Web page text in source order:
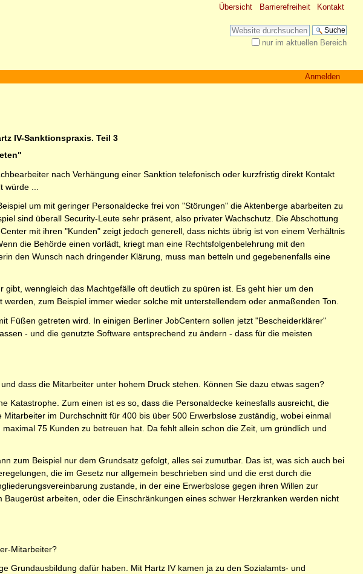
Übersicht Barrierefreiheit Kontakt
Website durchsuchen
nur im aktuellen Bereich
Anmelden
IV-Sanktionspraxis. Teil 3
nach Verhängung einer Sanktion telefonisch oder kurzfristig direkt Kontakt
...
um mit geringer Personaldecke frei von "Störungen" die Aktenberge abarbeiten zu
sind überall Security-Leute sehr präsent, also privater Wachschutz. Die Abschottung
mit ihren "Kunden" zeigt jedoch generell, dass nichts übrig ist von einem Verhältnis
die Behörde einen vorlädt, kriegt man eine Rechtsfolgenbelehrung mit den
den Wunsch nach dringender Klärung, muss man betteln und gegebenenfalls eine
wenngleich das Machtgefälle oft deutlich zu spüren ist. Es geht hier um den
zum Beispiel immer wieder solche mit unterstellendem oder anmaßenden Ton.
Füßen getreten wird. In einigen Berliner JobCentern sollen jetzt "Bescheiderklärer"
- und die genutzte Software entsprechend zu ändern - dass für die meisten
dass die Mitarbeiter unter hohem Druck stehen. Können Sie dazu etwas sagen?
Katastrophe. Zum einen ist es so, dass die Personaldecke keinesfalls ausreicht, die
im Durchschnitt für 400 bis über 500 Erwerbslose zuständig, wobei einmal
75 Kunden zu betreuen hat. Da fehlt allein schon die Zeit, um gründlich und
zum Beispiel nur dem Grundsatz gefolgt, alles sei zumutbar. Das ist, was sich auch bei
die im Gesetz nur allgemein beschrieben sind und die erst durch die
zustande, in der eine Erwerbslose gegen ihren Willen zur
arbeiten, oder die Einschränkungen eines schwer Herzkranken werden nicht
Mitarbeiter?
Grundausbildung dafür haben. Mit Hartz IV kamen ja zu den Sozialamts- und